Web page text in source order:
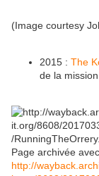
(Image courtesy
2015 : The
de la
Page archivée
http://